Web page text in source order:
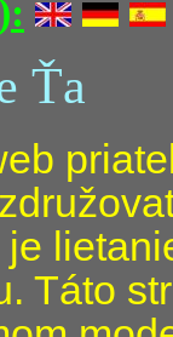
Ťa
je
Táto